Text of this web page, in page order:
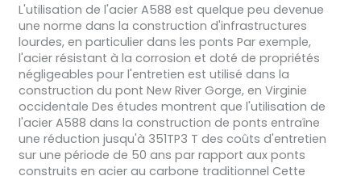
L'utilisation de l'acier A588 est quelque peu devenue
une norme dans la construction d'infrastructures
lourdes, en particulier dans les ponts Par exemple,
l'acier résistant à la corrosion et doté de propriétés
négligeables pour l'entretien est utilisé dans la
construction du pont New River Gorge, en Virginie
occidentale Des études montrent que l'utilisation de
l'acier A588 dans la construction de ponts entraîne
une réduction jusqu'à 351TP3 T des coûts d'entretien
sur une période de 50 ans par rapport aux ponts
construits en acier au carbone traditionnel Cette